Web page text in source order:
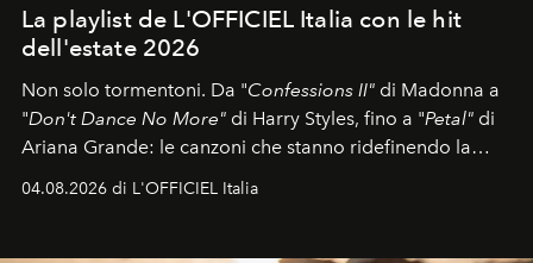
La playlist de L'OFFICIEL Italia con le hit
dell'estate 2026
Non solo tormentoni. Da "Confessions II" di Madonna a
"Don't Dance No More" di Harry Styles, fino a "Petal" di
Ariana Grande: le canzoni che stanno ridefinendo la
04.08.2026 di L'OFFICIEL Italia